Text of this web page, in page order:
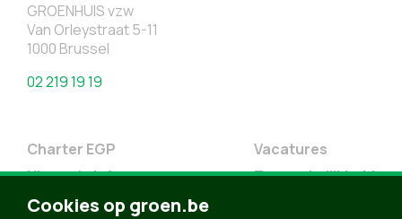
GROENHUIS vzw
Van Orleystraat 5-11
1000 Brussel
02 219 19 19
Charter EGP
Nieuwsbrief
Doe Mee
Vacatures
Toegankelijkheid
Cookies op groen.be